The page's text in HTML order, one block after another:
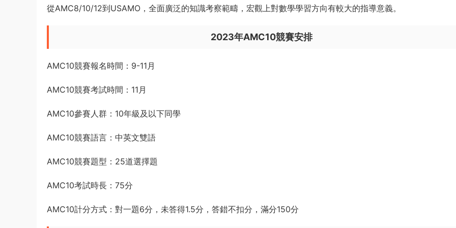
MAA是美國數學協會官方組織，有完整上升途徑，優秀的學生甚至可選拔進入美國國家隊。
2、到達AIME并獲得高分申請大學優勢更大
在标化成績差異化逐漸減小的現在，參加高含金量的國際經競賽并取得獎項能直接增加申請學校的優勢。
在Harvard、MIT、CMU等學校申請界面會直接展示有提交AMC和AIME成績的地方，
中的認可度還是非常高的。
3、題目難度遞增，更有挑戰性
AMC10競賽成績從前到後，試題難度逐漸增加，從入門題目簡單，各個層次，不同目标的學生都可以自我檢驗，自
以輕松掌握課程内學習内容。